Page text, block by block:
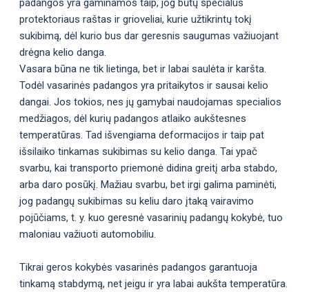
protektoriaus raštas ir grioveliai, kurie užtikrintų tokį
sukibimą, dėl kurio bus dar geresnis saugumas važiuojant
drėgna kelio danga.
Vasara būna ne tik lietinga, bet ir labai saulėta ir karšta.
Todėl vasarinės padangos yra pritaikytos ir sausai kelio
dangai. Jos tokios, nes jų gamybai naudojamas specialios
medžiagos, dėl kurių padangos atlaiko aukštesnes
temperatūras. Tad išvengiama deformacijos ir taip pat
išsilaiko tinkamas sukibimas su kelio danga. Tai ypač
svarbu, kai transporto priemonė didina greitį arba stabdo,
arba daro posūkį. Mažiau svarbu, bet irgi galima paminėti,
jog padangų sukibimas su keliu daro įtaką vairavimo
pojūčiams, t. y. kuo geresnė vasarinių padangų kokybė, tuo
maloniau važiuoti automobiliu.
Tikrai geros kokybės vasarinės padangos garantuoja
tinkamą stabdymą, net jeigu ir yra labai aukšta temperatūra.